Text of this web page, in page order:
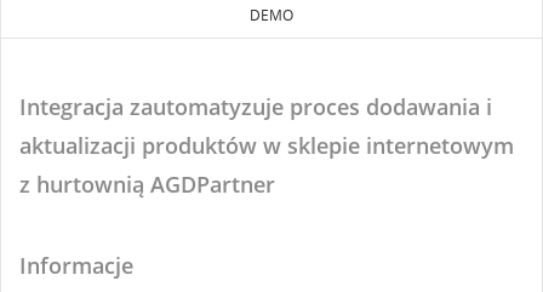
DEMO
Integracja zautomatyzuje proces dodawania i
aktualizacji produktów w sklepie internetowym
z hurtownią AGDPartner
Informacje